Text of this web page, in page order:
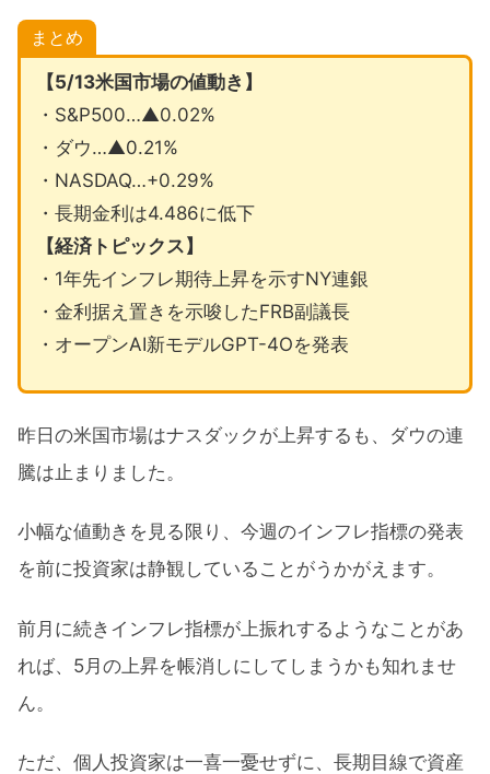
まとめ
【5/13米国市場の値動き】
・S&P500…▲0.02%
・ダウ…▲0.21%
・NASDAQ…+0.29%
・長期金利は4.486に低下
【経済トピックス】
・1年先インフレ期待上昇を示すNY連銀
・金利据え置きを示唆したFRB副議長
・オープンAI新モデルGPT-4Oを発表
昨日の米国市場はナスダックが上昇するも、ダウの連
騰は止まりました。
小幅な値動きを見る限り、今週のインフレ指標の発表
を前に投資家は静観していることがうかがえます。
前月に続きインフレ指標が上振れするようなことがあ
れば、5月の上昇を帳消しにしてしまうかも知れませ
ん。
ただ、個人投資家は一喜一憂せずに、長期目線で資産